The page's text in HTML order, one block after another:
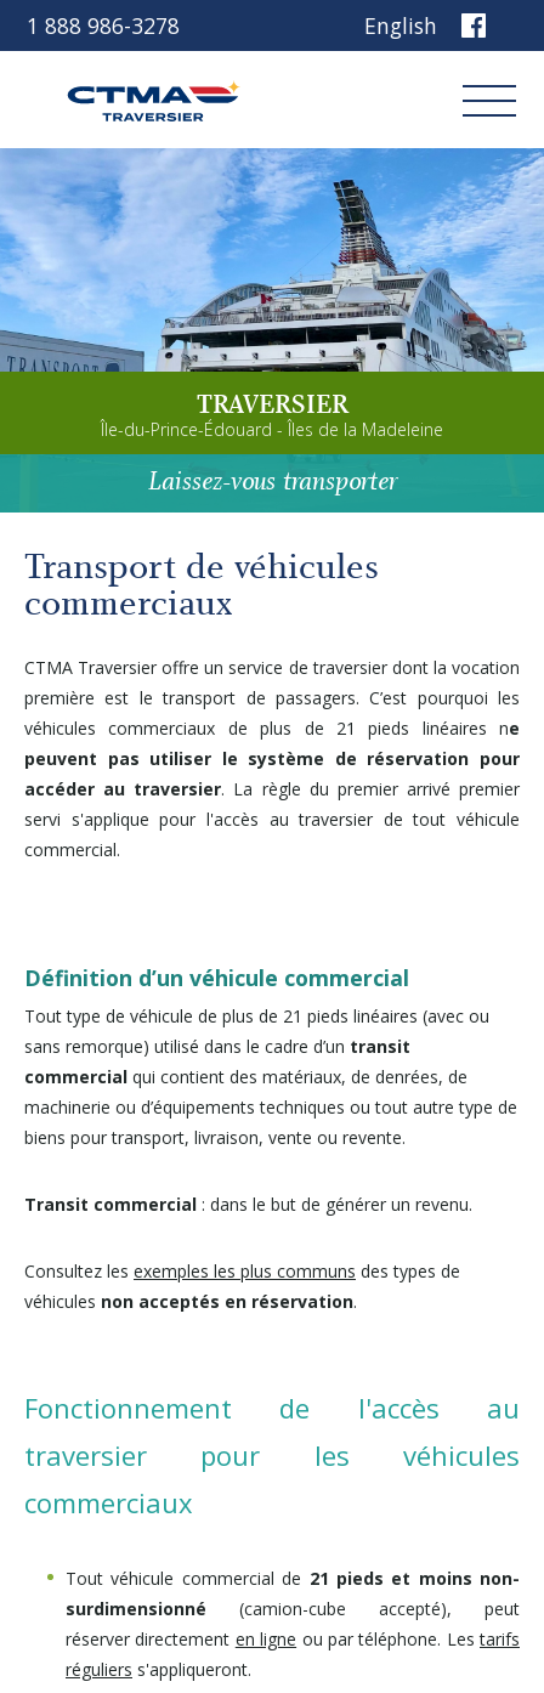
1 888 986-3278 English
Carrières
Médias
Découvrez notre navire
Planifiez votre voyage
Avant de partir
Autres services
Connexion
Réservez
TRAVERSIER
Île-du-Prince-Édouard - Îles de la Madeleine
Laissez-vous transporter
Transport de véhicules
commerciaux
CTMA Traversier offre un service de traversier dont la vocation
première est le transport de passagers. C’est pourquoi les
véhicules commerciaux de plus de 21 pieds linéaires ne
peuvent pas utiliser le système de réservation pour
accéder au traversier. La règle du premier arrivé premier
servi s'applique pour l'accès au traversier de tout véhicule
commercial.
Définition d’un véhicule commercial
Tout type de véhicule de plus de 21 pieds linéaires (avec ou
sans remorque) utilisé dans le cadre d’un transit
commercial qui contient des matériaux, de denrées, de
machinerie ou d’équipements techniques ou tout autre type de
biens pour transport, livraison, vente ou revente.
Transit commercial : dans le but de générer un revenu.
Consultez les exemples les plus communs des types de
véhicules non acceptés en réservation.
Fonctionnement de l'accès au
traversier pour les véhicules
commerciaux
Tout véhicule commercial de 21 pieds et moins non-
surdimensionné (camion-cube accepté), peut
réserver directement en ligne ou par téléphone. Lestarifs
réguliers s'appliqueront.